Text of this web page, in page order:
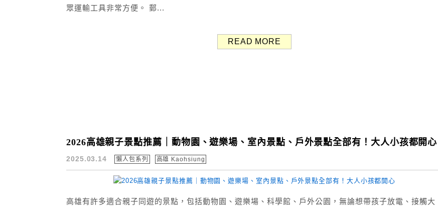
眾運輸工具非常方便。 郵...
READ MORE
2026高雄親子景點推薦｜動物園、遊樂場、室內景點、戶外景點全部有！大人小孩都開心
2025.03.14 懶人包系列 高雄 Kaohsiung
高雄有許多適合親子同遊的景點，包括動物園、遊樂場、科學館、戶外公園，無論想帶孩子放電、接觸大